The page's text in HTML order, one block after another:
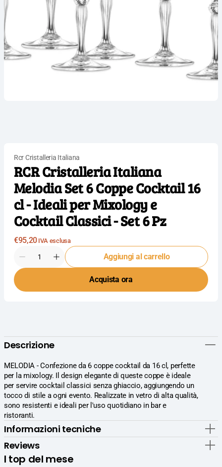
Rcr Cristalleria Italiana
RCR Cristalleria Italiana
Melodia Set 6 Coppe Cocktail 16
cl - Ideali per Mixology e
Cocktail Classici - Set 6 Pz
Prezzo
€95,20 IVA esclusa
Diminuisci
la
per
Set
6
Cocktail
16
cl
-
Ideali
per
Mixology
e
Cocktail
Classici
-
Aumenta
la
Set
Cocktail
16
cl
-
Ideali
Mixology
e
-
Aggiungi al carrello
Acquista ora
Descrizione
MELODIA - Confezione da 6 coppe cocktail da 16 cl, perfette
per la mixology. Il design elegante di queste coppe è ideale
per servire cocktail classici senza ghiaccio, aggiungendo un
tocco di stile a ogni evento. Realizzate in vetro di alta qualità,
sono resistenti e ideali per l'uso quotidiano in bar e
ristoranti.
Informazioni tecniche
Reviews
I top del mese